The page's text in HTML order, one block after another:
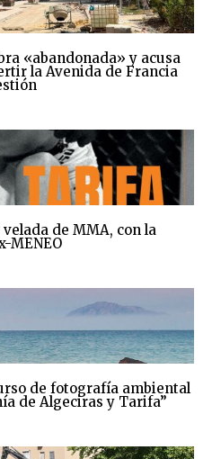
«abandonada» y acusa
la Avenida de Francia
de MMA, con la
MENEO
de fotografía ambiental
de Algeciras y Tarifa”